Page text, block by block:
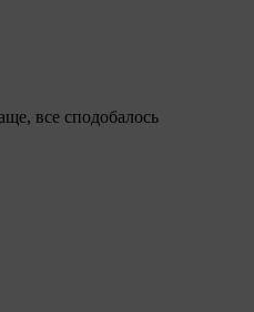
все сподобалось